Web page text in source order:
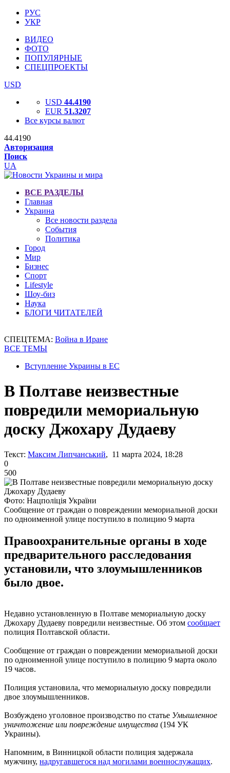
РУС
УКР
ВИДЕО
ФОТО
ПОПУЛЯРНЫЕ
СПЕЦПРОЕКТЫ
USD
USD 44.4190
EUR 51.3207
Все курсы валют
44.4190
Авторизация
Поиск
UA
ВСЕ РАЗДЕЛЫ
Главная
Украина
Все новости раздела
События
Политика
Город
Мир
Бизнес
Спорт
Lifestyle
Шоу-биз
Наука
БЛОГИ ЧИТАТЕЛЕЙ
СПЕЦТЕМА: Война в Иране
ВСЕ ТЕМЫ
Вступление Украины в ЕС
В Полтаве неизвестные
повредили мемориальную
доску Джохару Дудаеву
Текст: Максим Липчанський, 11 марта 2024, 18:28
0
500
Фото: Нацполіція України
Сообщение от граждан о повреждении мемориальной доски
по одноименной улице поступило в полицию 9 марта
Правоохранительные органы в ходе
предварительного расследования
установили, что злоумышленников
было двое.
Недавно установленную в Полтаве мемориальную доску
Джохару Дудаеву повредили неизвестные. Об этом сообщает
полиция Полтавской области.
Сообщение от граждан о повреждении мемориальной доски
по одноименной улице поступило в полицию 9 марта около
19 часов.
Полиция установила, что мемориальную доску повредили
двое злоумышленников.
Возбуждено уголовное производство по статье Умышленное
уничтожение или повреждение имущества (194 УК
Украины).
Напомним, в Винницкой области полиция задержала
мужчину, надругавшегося над могилами военнослужащих.